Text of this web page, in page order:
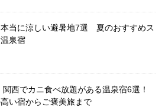
本当に涼しい避暑地7選 夏のおすすめス
泉宿
関西でカニ食べ放題がある温泉宿6選！
い宿からご褒美旅まで